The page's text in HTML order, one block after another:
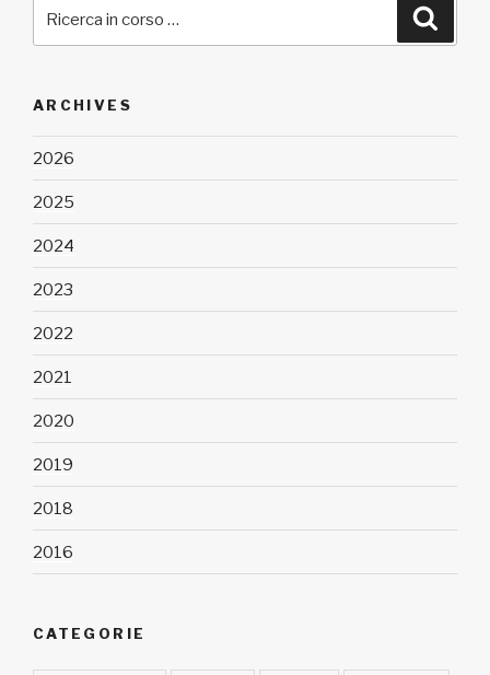
ARCHIVES
2026
2025
2024
2023
2022
2021
2020
2019
2018
2016
CATEGORIE